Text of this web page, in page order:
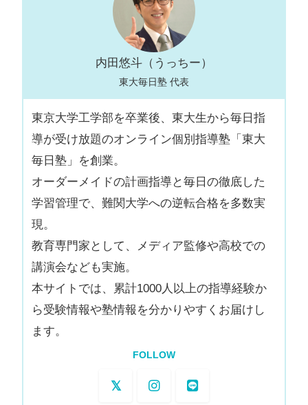
内田悠斗（うっちー）
東大毎日塾 代表
東京大学工学部を卒業後、東大生から毎日指
導が受け放題のオンライン個別指導塾「東大
毎日塾」を創業。
オーダーメイドの計画指導と毎日の徹底した
学習管理で、難関大学への逆転合格を多数実
現。
教育専門家として、メディア監修や高校での
講演会なども実施。
本サイトでは、累計1000人以上の指導経験か
ら受験情報や塾情報を分かりやすくお届けし
ます。
FOLLOW